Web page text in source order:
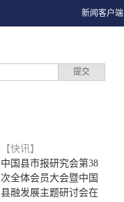
新闻客户端
【快讯】
中国县市报研究会第38
次全体会员大会暨中国
县融发展主题研讨会在